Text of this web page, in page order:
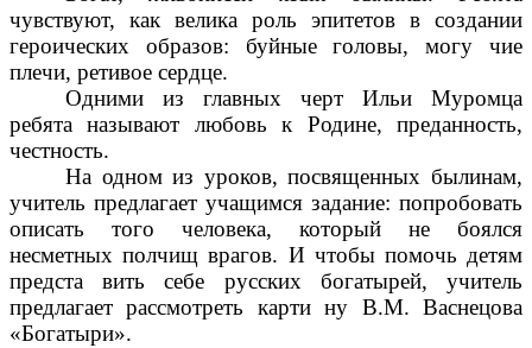
чувствуют, как велика роль эпитетов в создании
героических образов: буйные головы, могу чие
плечи, ретивое сердце.
Одними из главных черт Ильи Муромца
ребята называют любовь к Родине, преданность,
честность.
На одном из уроков, посвященных былинам,
учитель предлагает учащимся задание: попробовать
описать того человека, который не боялся
несметных полчищ врагов. И чтобы помочь детям
предста вить себе русских богатырей, учитель
предлагает рассмотреть карти ну В.М. Васнецова
«Богатыри».